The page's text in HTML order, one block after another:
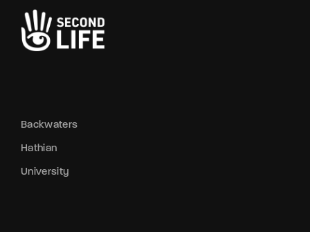
Backwaters
Hathian
University